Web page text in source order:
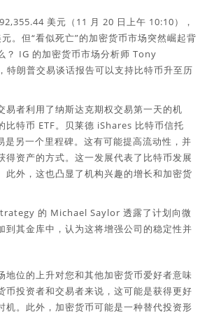
美元（11 月 20 日上午 10:10），
。但“看似死亡”的加密货币市场突然崛起背
？ IG 的加密货币市场分析师 Tony
特朗普交易谈话报告可以支持比特币升至历
易者利用了纳斯达克期权交易第一天的机
比特币 ETF。贝莱德 iShares 比特币信托
是另一个里程碑。这有可能提高流动性，并
得资产的方式。这一发展代表了比特币发展
此外，这也凸显了机构兴趣的增长和加密货
的 Michael Saylor 透露了计划向微
到其金库中，认为这将增强公司的稳定性并
地位的上升对您和其他加密货币爱好者意味
币投资者和交易者来说，这可能是获得更好
机。此外，加密货币可能是一种替代投资形